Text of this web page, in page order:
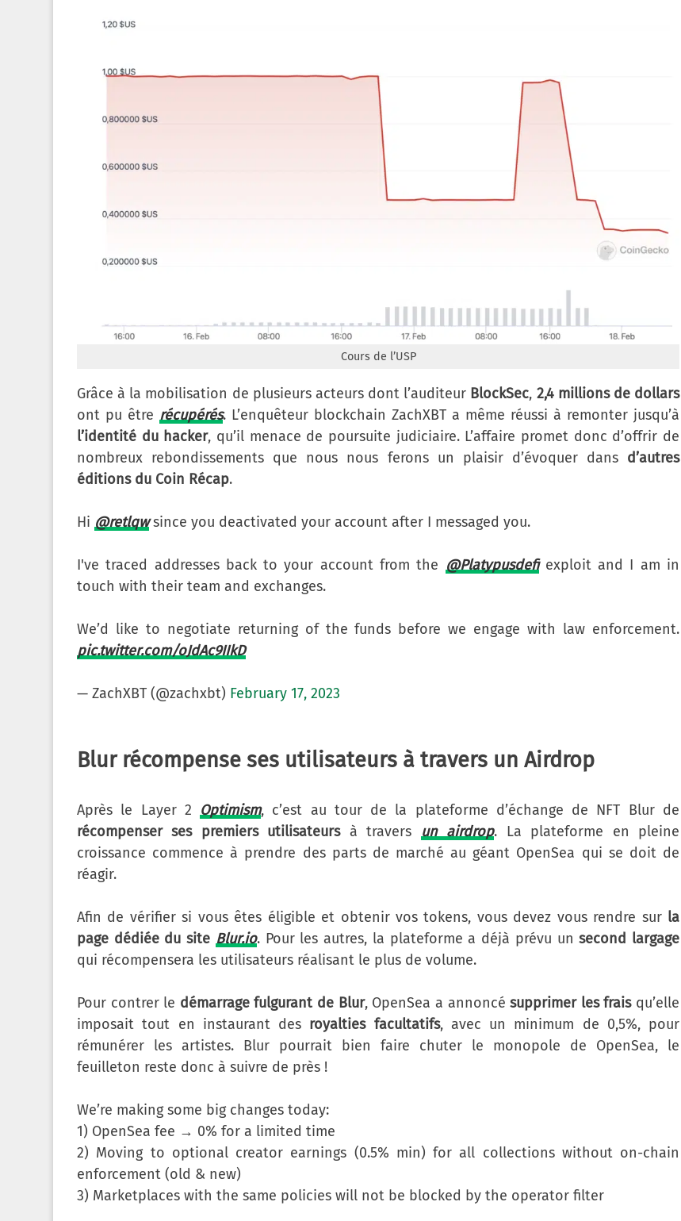
Cours de l’USP
Grâce à la mobilisation de plusieurs acteurs dont l’auditeur BlockSec, 2,4 millions de dollars
ont pu être récupérés. L’enquêteur blockchain ZachXBT a même réussi à remonter jusqu’à
l’identité du hacker, qu’il menace de poursuite judiciaire. L’affaire promet donc d’offrir de
nombreux rebondissements que nous nous ferons un plaisir d’évoquer dans d’autres
éditions du Coin Récap.
Hi @retlqwsince you deactivated your account after I messaged you.
I've traced addresses back to your account from the @Platypusdefiexploit and I am in
touch with their team and exchanges.
We’d like to negotiate returning of the funds before we engage with law enforcement.
pic.twitter.com/oJdAc9IIkD
— ZachXBT (@zachxbt) February 17, 2023
Blur récompense ses utilisateurs à travers un Airdrop
Après le Layer 2 Optimism, c’est au tour de la plateforme d’échange de NFT Blur de
récompenser ses premiers utilisateursà travers un airdrop. La plateforme en pleine
croissance commence à prendre des parts de marché au géant OpenSea qui se doit de
réagir.
Afin de vérifier si vous êtes éligible et obtenir vos tokens, vous devez vous rendre sur la
page dédiée du site Blur.io. Pour les autres, la plateforme a déjà prévu unsecond largage
qui récompensera les utilisateurs réalisant le plus de volume.
Pour contrer le démarrage fulgurant de Blur, OpenSea a annoncésupprimer les fraisqu’elle
imposait tout en instaurant des royalties facultatifs, avec un minimum de 0,5%, pour
rémunérer les artistes. Blur pourrait bien faire chuter le monopole de OpenSea, le
feuilleton reste donc à suivre de près !
We’re making some big changes today:
1) OpenSea fee → 0% for a limited time
2) Moving to optional creator earnings (0.5% min) for all collections without on-chain
enforcement (old & new)
3) Marketplaces with the same policies will not be blocked by the operator filter